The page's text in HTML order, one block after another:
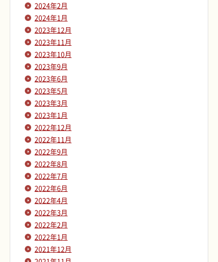
2024年2月
2024年1月
2023年12月
2023年11月
2023年10月
2023年9月
2023年6月
2023年5月
2023年3月
2023年1月
2022年12月
2022年11月
2022年9月
2022年8月
2022年7月
2022年6月
2022年4月
2022年3月
2022年2月
2022年1月
2021年12月